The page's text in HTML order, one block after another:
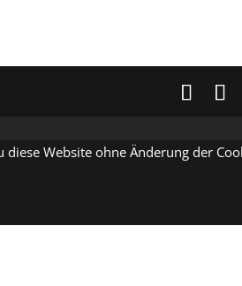
Website ohne Änderung der